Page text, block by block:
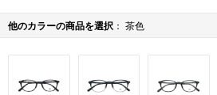
他のカラーの商品を選択 茶色